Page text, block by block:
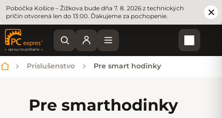
Pobočka Košice – Žižkova bude dňa 7. 8. 2026 z technických
príčin otvorená len do 13:00. Ďakujeme za pochopenie.
Domov
Príslušenstvo Pre smart hodinky
Pre smarthodinky